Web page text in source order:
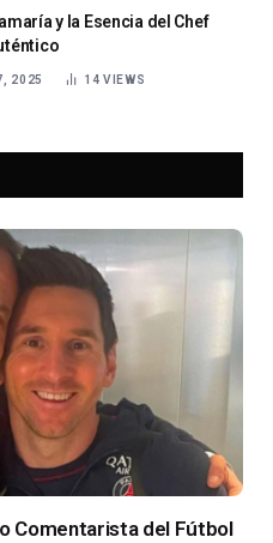
y la Esencia del Chef
2025 14VIEWS
Comentarista del Fútbol